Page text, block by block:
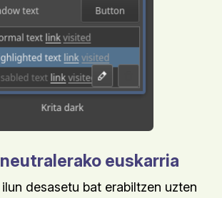
euskarria
desasetu bat erabiltzen uzten